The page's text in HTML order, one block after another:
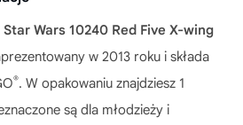
Star Wars 10240 Red Five X-wing
w 2013 roku i składa
®. W opakowaniu znajdziesz 1
są dla młodzieży i